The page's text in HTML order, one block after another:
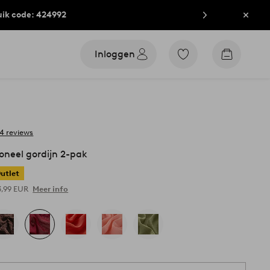
code: 424992
Inloggen
Ga
Go
reviews
gordijn 2-pak
EUR Meer info